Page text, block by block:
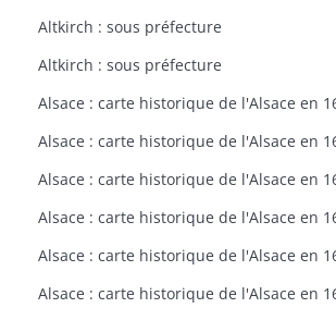
Altkirch : sous préfecture
Altkirch : sous préfecture
Alsace : carte historique de l'Alsace en
Alsace : carte historique de l'Alsace en
Alsace : carte historique de l'Alsace en
Alsace : carte historique de l'Alsace en
Alsace : carte historique de l'Alsace en
Alsace : carte historique de l'Alsace en